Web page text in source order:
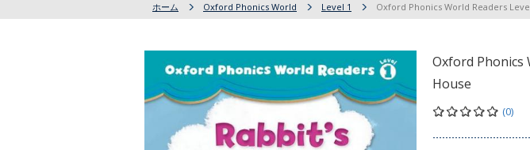
ホーム Oxford Phonics World Level 1 Oxford Phonics World Readers
Oxford Phonics
House
(0)